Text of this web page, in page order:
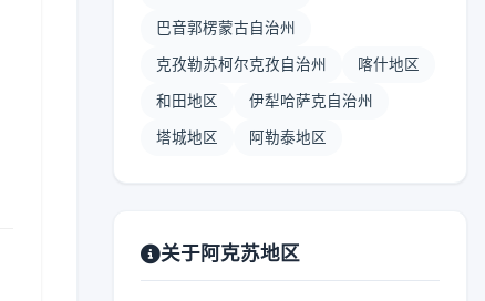
巴音郭楞蒙古自治州
克孜勒苏柯尔克孜自治州 喀什地区
和田地区 伊犁哈萨克自治州
塔城地区 阿勒泰地区
关于阿克苏地区